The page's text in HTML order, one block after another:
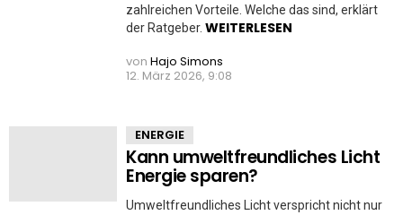
zahlreichen Vorteile. Welche das sind, erklärt
der Ratgeber. WEITERLESEN
von Hajo Simons
12. März 2026, 9:08
ENERGIE
Kann umweltfreundliches Licht
Energie sparen?
Umweltfreundliches Licht verspricht nicht nur